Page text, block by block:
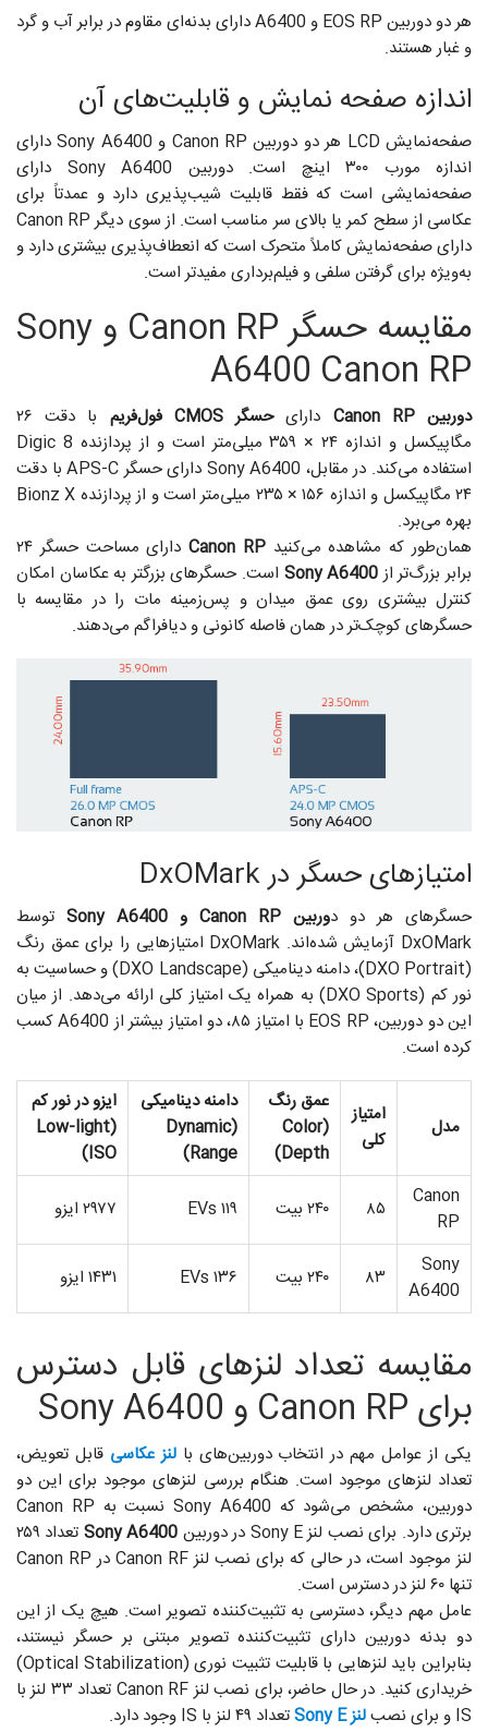
هر دو دوربین EOS RP و A6400 دارای بدنه‌ای مقاوم در برابر آب و گرد
و غبار هستند.
اندازه صفحه نمایش و قابلیت‌های آن
صفحه‌نمایش LCD هر دو دوربین Canon RP و Sony A6400 دارای
اندازه مورب ۳۰۰ اینچ است. دوربین Sony A6400 دارای
صفحه‌نمایشی است که فقط قابلیت شیب‌پذیری دارد و عمدتاً برای
عکاسی از سطح کمر یا بالای سر مناسب است. از سوی دیگر Canon RP
دارای صفحه‌نمایش کاملاً متحرک است که انعطاف‌پذیری بیشتری دارد و
به‌ویژه برای گرفتن سلفی و فیلم‌برداری مفیدتر است.
مقایسه حسگر Canon RP و Sony
A6400 Canon RP
دوربین Canon RP دارایحسگر CMOS فول‌فریم
با دقت ۲۶
مگاپیکسل و اندازه ۲۴ × ۳۵۹ میلی‌متر است و از پردازنده Digic 8
استفاده می‌کند. در مقابل، Sony A6400 دارای حسگر APS-C با دقت
۲۴ مگاپیکسل و اندازه ۱۵۶ × ۲۳۵ میلی‌متر است و از پردازنده Bionz X
بهره می‌برد.
همان‌طور که مشاهده می‌کنیدCanon RP
دارای مساحت حسگر ۲۴
برابر بزرگ‌تر از
است. حسگرهای بزرگتر به عکاسان امکان
کنترل بیشتری روی عمق میدان و پس‌زمینه مات را در مقایسه با
حسگرهای کوچک‌تر در همان فاصله کانونی و دیافراگم می‌دهند.
امتیازهای حسگر در DxOMark
حسگرهای هر دو دوربین Canon RP و Sony A6400
توسط
DxOMark آزمایش شده‌اند. DxOMark امتیازهایی را برای عمق رنگ
(DXO Portrait)، دامنه دینامیکی (DXO Landscape) و حساسیت به
نور کم (DXO Sports) به همراه یک امتیاز کلی ارائه می‌دهد. از میان
این دو دوربین، EOS RP با امتیاز ۸۵، دو امتیاز بیشتر از A6400 کسب
کرده است.
مدل
امتیاز
کلی
عمق رنگ
(Color
Depth)
دامنه دینامیکی
(Dynamic
Range)
ایزو در نور کم
(Low-light
ISO)
Canon
RP
۸۵ ۲۴۰ بیت ۱۱۹ EVs ۲۹۷۷ ایزو
Sony
A6400
۸۳ ۲۴۰ بیت ۱۳۶ EVs ۱۴۳۱ ایزو
مقایسه تعداد لنزهای قابل دسترس
برای Canon RP و Sony A6400
یکی از عوامل مهم در انتخاب دوربین‌های بالنز عکاسی قابل تعویض،
تعداد لنزهای موجود است. هنگام بررسی لنزهای موجود برای این دو
دوربین، مشخص می‌شود که Sony A6400 نسبت به Canon RP
برتری دارد. برای نصب لنز Sony E در دوربین
Sony A6400
تعداد ۲۵۹
لنز موجود است، در حالی که برای نصب لنز Canon RF در Canon RP
تنها ۶۰ لنز در دسترس است.
عامل مهم دیگر، دسترسی به تثبیت‌کننده تصویر است. هیچ‌ یک از این
دو بدنه دوربین دارای تثبیت‌کننده تصویر مبتنی بر حسگر نیستند،
بنابراین باید لنزهایی با قابلیت تثبیت نوری (Optical Stabilization)
خریداری کنید. در حال حاضر، برای نصب لنز Canon RF تعداد ۳۳ لنز با
IS و برای نصب
لنز Sony E تعداد ۴۹ لنز با IS وجود دارد.